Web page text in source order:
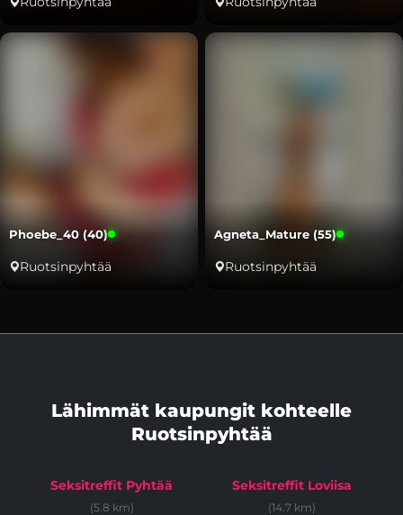
Phoebe_40 (40)
Ruotsinpyhtää
Agneta_Mature (55)
Ruotsinpyhtää
Lähimmät kaupungit kohteelle
Ruotsinpyhtää
Seksitreffit Pyhtää
(5.8 km)
Seksitreffit Loviisa
(14.7 km)